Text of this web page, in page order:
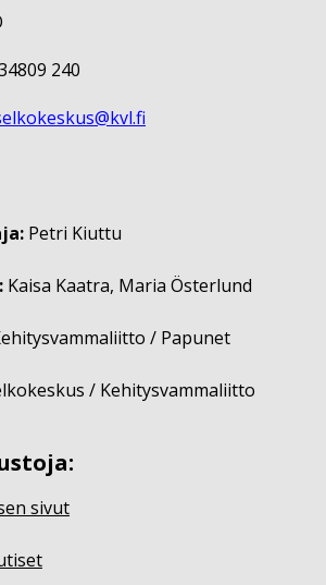
240
Petri Kiuttu
Kaisa Kaatra, Maria Österlund
/ Papunet
/ Kehitysvammaliitto
sivut